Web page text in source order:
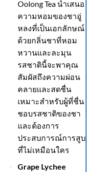
Oolong Tea นำเสนอ
ความหอมของชาอู่
หลงที่เป็นเอกลักษณ์
ด้วยกลิ่นชาที่หอม
หวานและละมุน
รสชาตินี้จะพาคุณ
สัมผัสถึงความผ่อน
คลายและสดชื่น
เหมาะสำหรับผู้ที่ชื่น
ชอบรสชาติของชา
และต้องการ
ประสบการณ์การสูบ
ที่ไม่เหมือนใคร
Grape Lychee